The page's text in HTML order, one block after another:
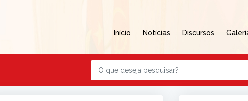
Início Notícias Discursos